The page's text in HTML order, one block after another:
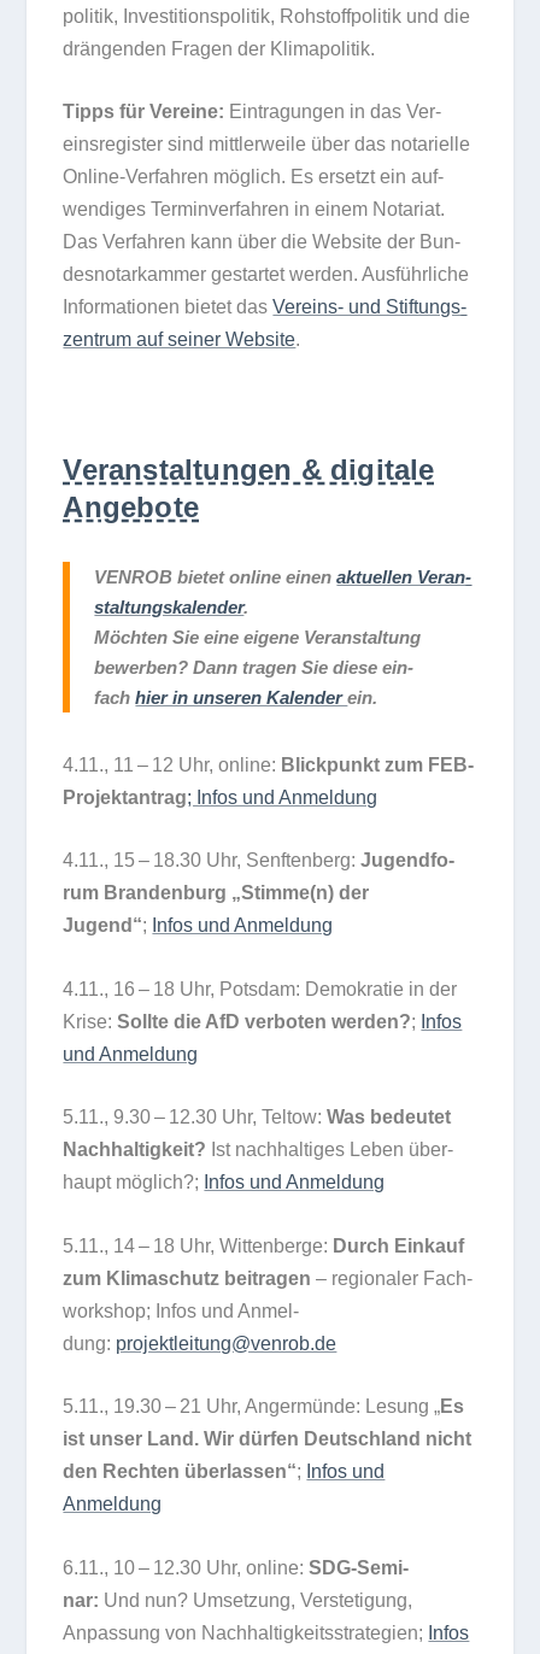
po­li­tik, Inves­ti­ti­ons­po­li­tik, Roh­stoff­po­li­tik und die
drän­gen­den Fra­gen der Klimapolitik.
Tipps für Ver­eine: Ein­tra­gun­gen in das Ver­
eins­re­gis­ter sind mitt­ler­weile über das nota­ri­elle
Online-Ver­fah­ren mög­lich. Es ersetzt ein auf­
wen­di­ges Ter­min­ver­fah­ren in einem Nota­riat.
Das Ver­fah­ren kann über die Web­site der Bun­
des­no­tar­kam­mer gestar­tet wer­den. Aus­führ­li­che
Infor­ma­tio­nen bie­tet dasVer­eins- und Stif­tungs­
zen­trum auf sei­ner Web­site.
Veranstaltungen & digitale
Angebote
VENROB bie­tet online einenaktu­el­len Ver­an­
stal­tungs­ka­len­der.
Möch­ten Sie eine eigene Ver­an­stal­tung
bewer­ben? Dann tra­gen Sie diese ein­
fachhier in unse­ren Kalen­derein.
4.11., 11 – 12 Uhr, online: Blick­punkt zum FEB-
Pro­jekt­an­trag; Infos und Anmel­dung
4.11., 15 – 18.30 Uhr, Senf­ten­berg:Jugend­fo­
rum Bran­den­burg „Stimme(n) der
Jugend“; Infos und Anmel­dung
4.11., 16 – 18 Uhr, Pots­dam: Demo­kra­tie in der
Krise:Sollte die AfD ver­bo­ten wer­den?; Infos
und Anmeldung
5.11., 9.30 – 12.30 Uhr, Tel­tow:Was bedeu­tet
Nach­hal­tig­keit? Ist nach­hal­ti­ges Leben über­
haupt mög­lich?; Infos und Anmel­dung
5.11., 14 – 18 Uhr, Wit­ten­berge: Durch Ein­kauf
zum Kli­ma­schutz bei­tra­gen– regio­na­ler Fach­
work­shop; Infos und Anmel­
dung: projektleitung@venrob.de
5.11., 19.30 – 21 Uhr, Anger­münde: Lesung „Es
ist unser Land. Wir dür­fen Deutsch­land nicht
den Rech­ten über­las­sen“; Infos und
Anmeldung
6.11., 10 – 12.30 Uhr, online:SDG-Semi­
nar: Und nun? Umset­zung, Ver­ste­ti­gung,
Anpas­sung von Nach­hal­tig­keits­stra­te­gien; Infos